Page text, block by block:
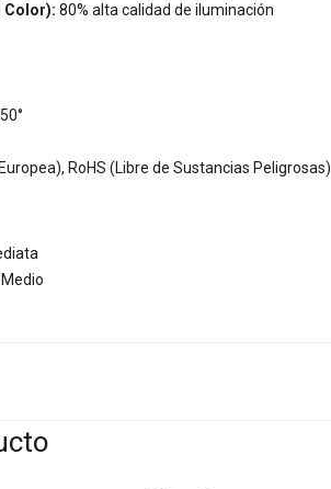
Color): 80% alta calidad de iluminación
RoHS (Libre de Sustancias Peligrosas)
Medio